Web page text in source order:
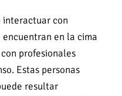
interactuar con
en la cima
profesionales
Estas personas
resultar